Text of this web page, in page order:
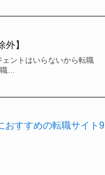
】
ェントはいらないから転職
職…
おすすめの転職サイト9